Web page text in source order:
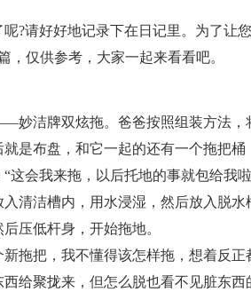
?请好好地记录下在日记里。为了让
仅供参考，大家一起来看看吧。
妙洁牌双炫拖。爸爸按照组装方法，
是布盘，和它一起的还有一个拖把桶
这会我来拖，以后托地的事就包给我
清洁槽内，用水浸湿，然后放入脱水
压低杆身，开始拖地。
拖把，我不懂得该怎样拖，想着反正
给聚拢来，但怎么脱也看不见脏东西